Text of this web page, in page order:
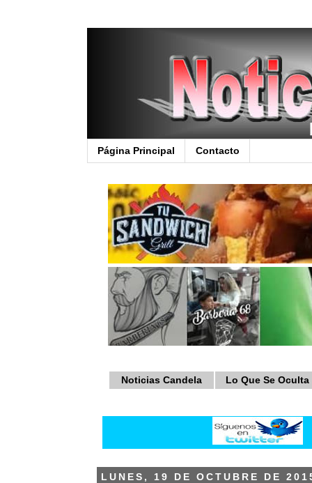
Página Principal Contacto
Noticias Candela Lo Que Se Oculta
LUNES, 19 DE OCTUBRE DE